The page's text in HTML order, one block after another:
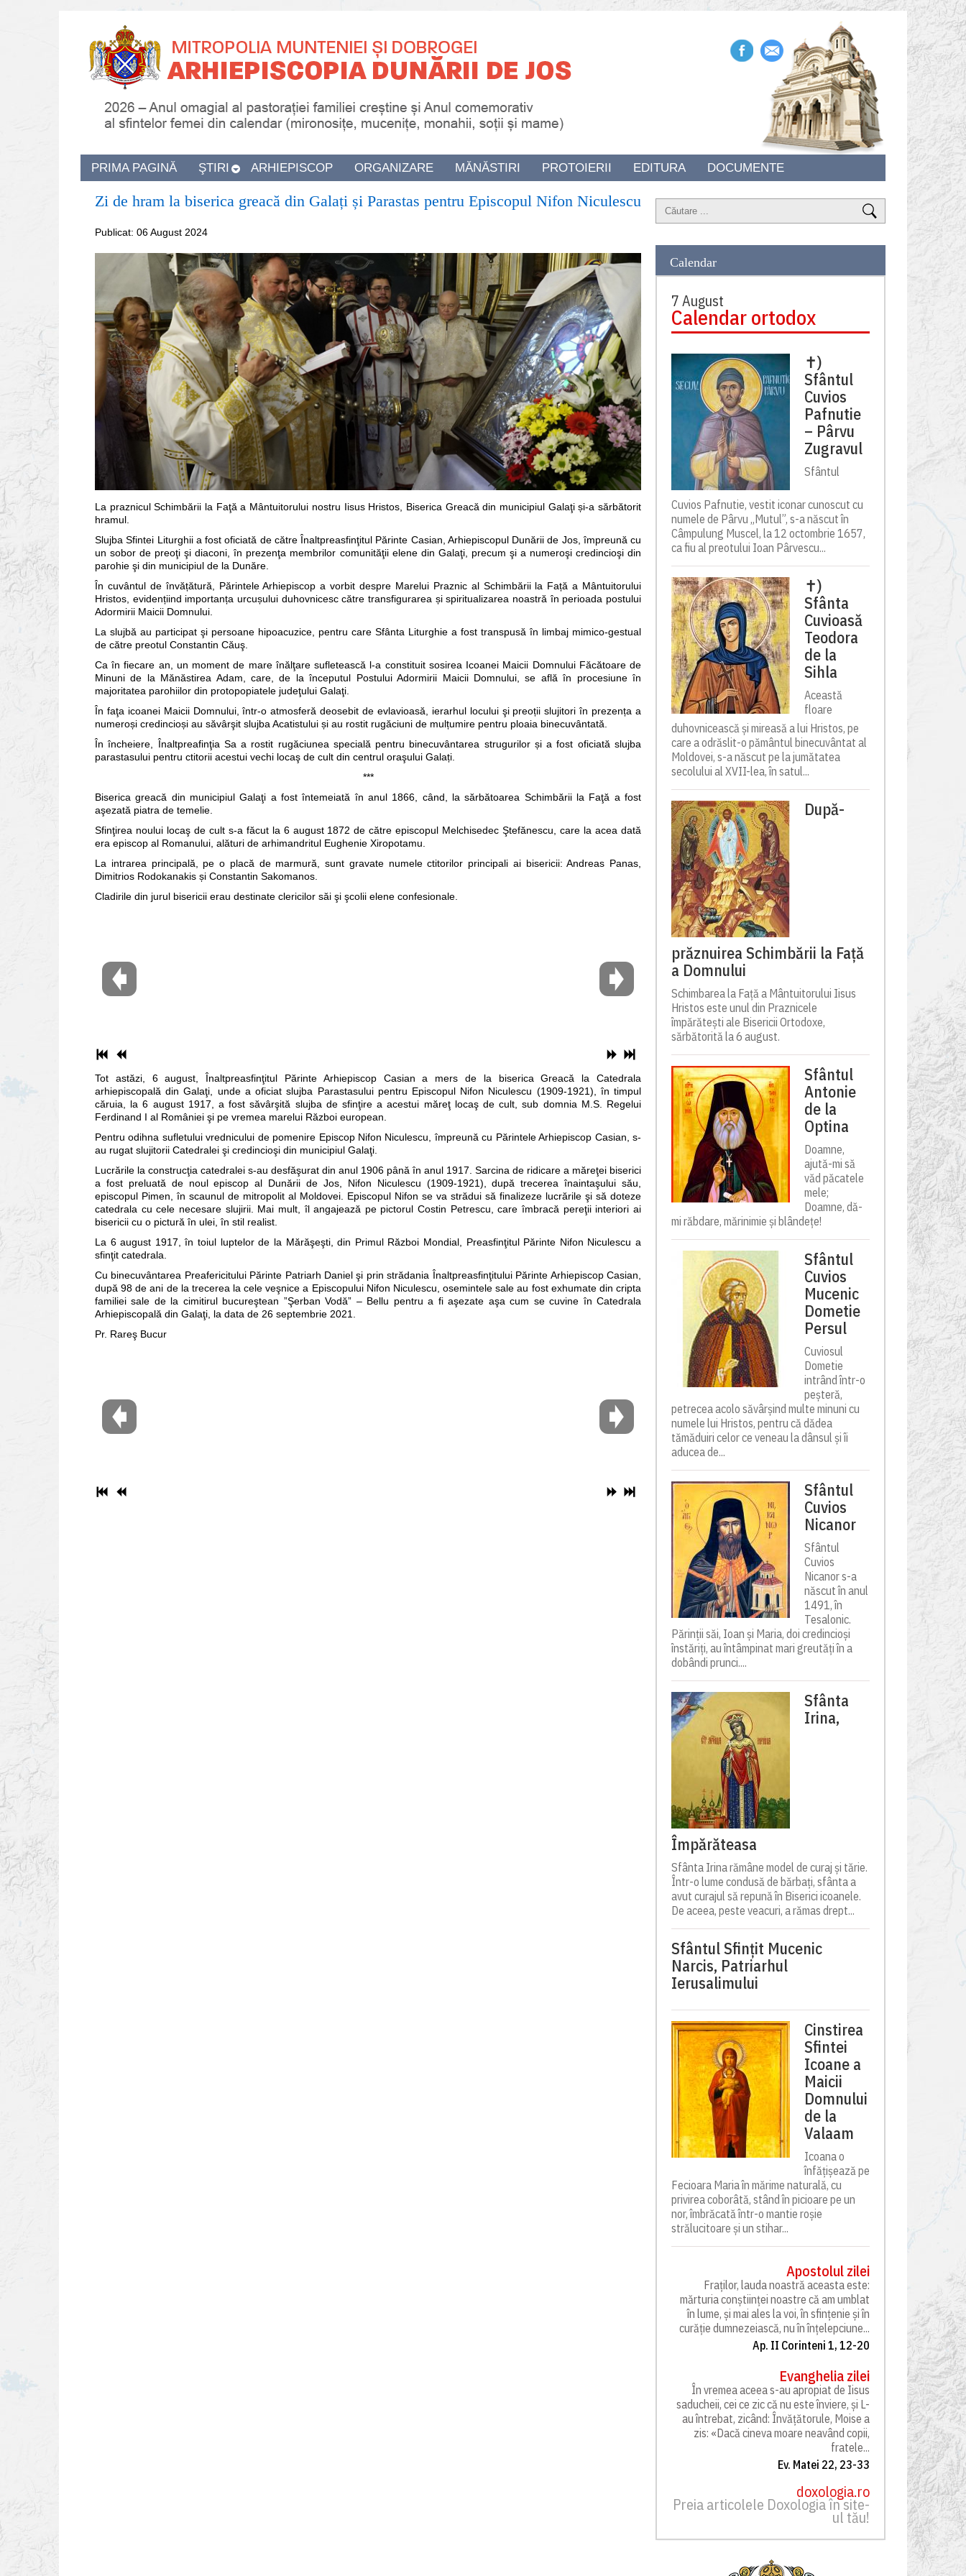
PRIMA PAGINĂ ŞTIRI ARHIEPISCOP ORGANIZARE MĂNĂSTIRI PROTOIERII EDITURA DOCUMENTE
Zi de hram la biserica greacă din Galați și Parastas pentru Episcopul Nifon Niculescu
Publicat: 06 August 2024
La praznicul Schimbării la Faţă a Mântuitorului nostru Iisus Hristos, Biserica Greacă din municipiul Galaţi și-a sărbătorit
hramul.
Slujba Sfintei Liturghii a fost oficiată de către Înaltpreasfinţitul Părinte Casian, Arhiepiscopul Dunării de Jos, împreună cu
un sobor de preoţi şi diaconi, în prezenţa membrilor comunităţii elene din Galaţi, precum şi a numeroşi credincioşi din
parohie şi din municipiul de la Dunăre.
În cuvântul de învățătură, Părintele Arhiepiscop a vorbit despre Marelui Praznic al Schimbării la Față a Mântuitorului
Hristos, evidențiind importanța urcușului duhovnicesc către transfigurarea și spiritualizarea noastră în perioada postului
Adormirii Maicii Domnului.
La slujbă au participat şi persoane hipoacuzice, pentru care Sfânta Liturghie a fost transpusă în limbaj mimico-gestual
de către preotul Constantin Căuş.
Ca în fiecare an, un moment de mare înălţare sufletească l-a constituit sosirea Icoanei Maicii Domnului Făcătoare de
Minuni de la Mănăstirea Adam, care, de la începutul Postului Adormirii Maicii Domnului, se află în procesiune în
majoritatea parohiilor din protopopiatele judeţului Galaţi.
În faţa icoanei Maicii Domnului, într-o atmosferă deosebit de evlavioasă, ierarhul locului şi preoții slujitori în prezența a
numeroși credincioși au săvârşit slujba Acatistului și au rostit rugăciuni de mulțumire pentru ploaia binecuvântată.
În încheiere, Înaltpreafinţia Sa a rostit rugăciunea specială pentru binecuvântarea strugurilor și a fost oficiată slujba
parastasului pentru ctitorii acestui vechi locaş de cult din centrul oraşului Galați.
***
Biserica greacă din municipiul Galaţi a fost întemeiată în anul 1866, când, la sărbătoarea Schimbării la Faţă a fost
aşezată piatra de temelie.
Sfinţirea noului locaş de cult s-a făcut la 6 august 1872 de către episcopul Melchisedec Ştefănescu, care la acea dată
era episcop al Romanului, alături de arhimandritul Eughenie Xiropotamu.
La intrarea principală, pe o placă de marmură, sunt gravate numele ctitorilor principali ai bisericii: Andreas Panas,
Dimitrios Rodokanakis și Constantin Sakomanos.
Cladirile din jurul bisericii erau destinate clericilor săi şi şcolii elene confesionale.
Tot astăzi, 6 august, Înaltpreasfinţitul Părinte Arhiepiscop Casian a mers de la biserica Greacă la Catedrala
arhiepiscopală din Galaţi, unde a oficiat slujba Parastasului pentru Episcopul Nifon Niculescu (1909-1921), în timpul
căruia, la 6 august 1917, a fost săvârşită slujba de sfinţire a acestui măreţ locaş de cult, sub domnia M.S. Regelui
Ferdinand I al României şi pe vremea marelui Război european.
Pentru odihna sufletului vrednicului de pomenire Episcop Nifon Niculescu, împreună cu Părintele Arhiepiscop Casian, s-
au rugat slujitorii Catedralei şi credincioşi din municipiul Galaţi.
Lucrările la construcţia catedralei s-au desfăşurat din anul 1906 până în anul 1917. Sarcina de ridicare a măreţei biserici
a fost preluată de noul episcop al Dunării de Jos, Nifon Niculescu (1909-1921), după trecerea înaintaşului său,
episcopul Pimen, în scaunul de mitropolit al Moldovei. Episcopul Nifon se va strădui să finalizeze lucrările şi să doteze
catedrala cu cele necesare slujirii. Mai mult, îl angajează pe pictorul Costin Petrescu, care îmbracă pereţii interiori ai
bisericii cu o pictură în ulei, în stil realist.
La 6 august 1917, în toiul luptelor de la Mărăşeşti, din Primul Război Mondial, Preasfinţitul Părinte Nifon Niculescu a
sfinţit cate­drala.
Cu binecuvântarea Preafericitului Părinte Patriarh Daniel şi prin strădania Înaltpreasfinţitului Părinte Arhiepiscop Casian,
după 98 de ani de la trecerea la cele veşnice a Episcopului Nifon Niculescu, osemintele sale au fost exhumate din cripta
familiei sale de la cimitirul bucureştean ”Şerban Vodă” – Bellu pentru a fi aşezate aşa cum se cuvine în Catedrala
Arhiepiscopală din Galaţi, la data de 26 septembrie 2021.
Pr. Rareş Bucur
Calendar
7 August
Calendar ortodox
✝)
Sfântul
Cuvios
Pafnutie
– Pârvu
Zugravul
Sfântul
Cuvios Pafnutie, vestit iconar cunoscut cu
numele de Pârvu „Mutul”, s-a născut în
Câmpulung Muscel, la 12 octombrie 1657,
ca fiu al preotului Ioan Pârvescu...
✝)
Sfânta
Cuvioasă
Teodora
de la
Sihla
Această
floare
duhovnicească și mireasă a lui Hristos, pe
care a odrăslit-o pământul binecuvântat al
Moldovei, s-a născut pe la jumătatea
secolului al XVII-lea, în satul...
După-
prăznuirea Schimbării la Față
a Domnului
Schimbarea la Față a Mântuitorului Iisus
Hristos este unul din Praznicele
împărătești ale Bisericii Ortodoxe,
sărbătorită la 6 august.
Sfântul
Antonie
de la
Optina
Doamne,
ajută-mi să
văd păcatele
mele;
Doamne, dă-
mi răbdare, mărinimie şi blândeţe!
Sfântul
Cuvios
Mucenic
Dometie
Persul
Cuviosul
Dometie
intrând într-o
peșteră,
petrecea acolo săvârșind multe minuni cu
numele lui Hristos, pentru că dădea
tămăduiri celor ce veneau la dânsul și îi
aducea de...
Sfântul
Cuvios
Nicanor
Sfântul
Cuvios
Nicanor s-a
născut în anul
1491, în
Tesalonic.
Părinții săi, Ioan și Maria, doi credincioși
înstăriți, au întâmpinat mari greutăți în a
dobândi prunci....
Sfânta
Irina,
Împărăteasa
Sfânta Irina rămâne model de curaj și tărie.
Într-o lume condusă de bărbați, sfânta a
avut curajul să repună în Biserici icoanele.
De aceea, peste veacuri, a rămas drept...
Sfântul Sfinţit Mucenic
Narcis, Patriarhul
Ierusalimului
Cinstirea
Sfintei
Icoane a
Maicii
Domnului
de la
Valaam
Icoana o
înfățișează pe
Fecioara Maria în mărime naturală, cu
privirea coborâtă, stând în picioare pe un
nor, îmbrăcată într-o mantie roșie
strălucitoare și un stihar...
Apostolul zilei
Fraților, lauda noastră aceasta este:
mărturia conștiinței noastre că am umblat
în lume, și mai ales la voi, în sfințenie și în
curăție dumnezeiască, nu în înțelepciune...
Ap. II Corinteni 1, 12-20
Evanghelia zilei
În vremea aceea s-au apropiat de Iisus
saducheii, cei ce zic că nu este înviere, și L-
au întrebat, zicând: Învățătorule, Moise a
zis: «Dacă cineva moare neavând copii,
fratele...
Ev. Matei 22, 23-33
doxologia.ro
Preia articolele Doxologia în site-
ul tău!